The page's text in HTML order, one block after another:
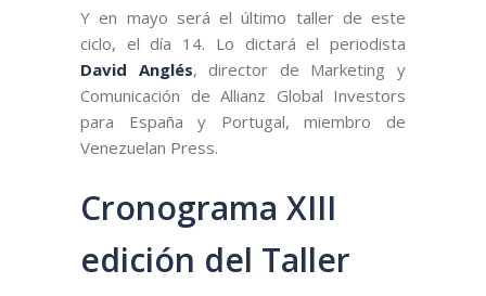
Y en mayo será el último taller de este
ciclo, el día 14. Lo dictará el periodista
David Anglés, director de Marketing y
Comunicación de Allianz Global Investors
para España y Portugal, miembro de
Venezuelan Press.
Cronograma XIII
edición del Taller